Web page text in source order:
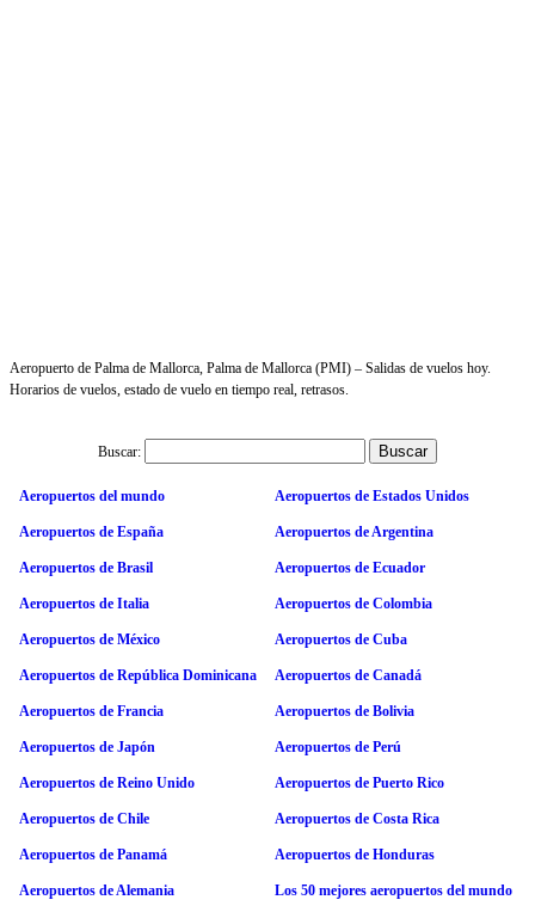
Aeropuerto de Palma de Mallorca, Palma de Mallorca (PMI) – Salidas de vuelos hoy.
Horarios de vuelos, estado de vuelo en tiempo real, retrasos.
Buscar:
Aeropuertos del mundo Aeropuertos de Estados Unidos
Aeropuertos de España Aeropuertos de Argentina
Aeropuertos de Brasil Aeropuertos de Ecuador
Aeropuertos de Italia Aeropuertos de Colombia
Aeropuertos de México Aeropuertos de Cuba
Aeropuertos de República Dominicana Aeropuertos de Canadá
Aeropuertos de Francia Aeropuertos de Bolivia
Aeropuertos de Japón Aeropuertos de Perú
Aeropuertos de Reino Unido Aeropuertos de Puerto Rico
Aeropuertos de Chile Aeropuertos de Costa Rica
Aeropuertos de Panamá Aeropuertos de Honduras
Aeropuertos de Alemania Los 50 mejores aeropuertos del mundo